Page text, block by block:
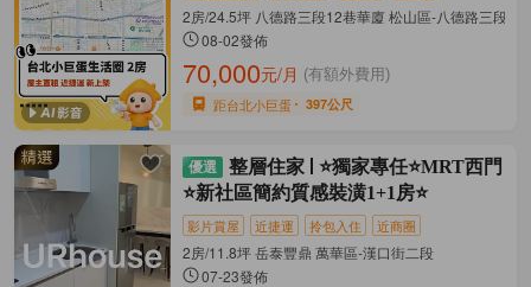
2房/24.5坪 八德路三段12巷華廈 松山區-八德路三段
08-02發佈
70,000元/月 (有額外費用)
距台北小巨蛋 397公尺
整層住家
⭐獨家專任⭐MRT西門
⭐新社區簡約質感裝潢1+1房⭐
影片賞屋 近捷運 拎包入住 近商圈
2房/11.8坪 岳泰豐鼎 萬華區-漢口街二段
07-23發佈